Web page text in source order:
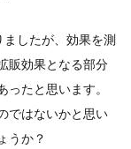
ましたが、効果を測
販効果となる部分
たと思います。
ではないかと思い
うか？